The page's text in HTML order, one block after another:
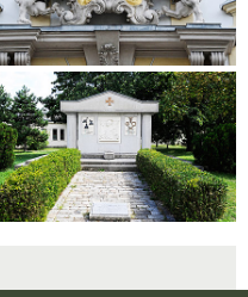
Kavalleriedenkmal 2004